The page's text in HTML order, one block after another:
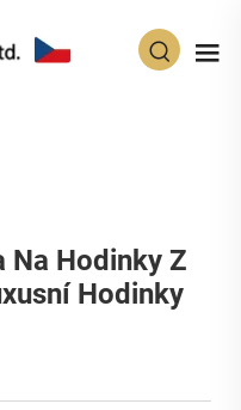
Na Hodinky Z
Hodinky